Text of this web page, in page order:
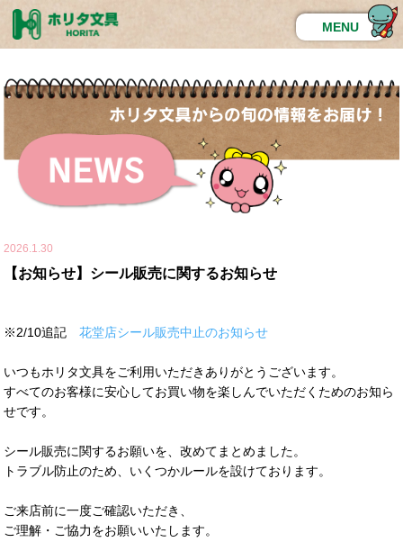
MENU
2026.1.30
【お知らせ】シール販売に関するお知らせ
※2/10追記花堂店シール販売中止のお知らせ
いつもホリタ文具をご利用いただきありがとうございます。
すべてのお客様に安心してお買い物を楽しんでいただくためのお知ら
せです。
シール販売に関するお願いを、改めてまとめました。
トラブル防止のため、いくつかルールを設けております。
ご来店前に一度ご確認いただき、
ご理解・ご協力をお願いいたします。